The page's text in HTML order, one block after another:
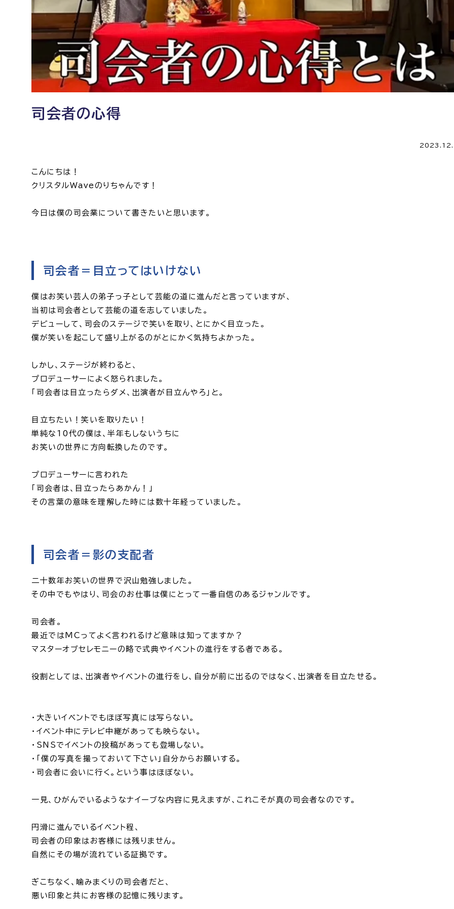
司会者の心得
こんにちは！
クリスタルWaveのりちゃんです！
今日は僕の司会業について書きたいと思います。
司会者＝目立ってはいけない
僕はお笑い芸人の弟子っ子として芸能の道に進んだと言っていますが、
当初は司会者として芸能の道を志していました。
デビューして、司会のステージで笑いを取り、とにかく目立った。
僕が笑いを起こして盛り上がるのがとにかく気持ちよかった。
しかし、ステージが終わると、
プロデューサーによく怒られました。
「司会者は目立ったらダメ、出演者が目立んやろ」と。
目立ちたい！笑いを取りたい！
単純な10代の僕は、半年もしないうちに
お笑いの世界に方向転換したのです。
プロデューサーに言われた
「司会者は、目立ったらあかん！」
その言葉の意味を理解した時には数十年経っていました。
司会者＝影の支配者
二十数年お笑いの世界で沢山勉強しました。
その中でもやはり、司会のお仕事は僕にとって一番自信のあるジャンルです。
司会者。
最近ではMCってよく言われるけど意味は知ってますか？
マスターオブセレモニーの略で式典やイベントの進行をする者である。
役割としては、出演者やイベントの進行をし、自分が前に出るのではなく、出演者を目立たせる。
・大きいイベントでもほぼ写真には写らない。
・イベント中にテレビ中継があっても映らない。
・SNSでイベントの投稿があっても登場しない。
・「僕の写真を撮っておいて下さい」自分からお願いする。
・司会者に会いに行く。という事はほぼない。
一見、ひがんでいるようなナイーブな内容に見えますが、これこそが真の司会者なのです。
円滑に進んでいるイベント程、
司会者の印象はお客様には残りません。
自然にその場が流れている証拠です。
ぎこちなく、噛みまくりの司会者だと、
悪い印象と共にお客様の記憶に残ります。